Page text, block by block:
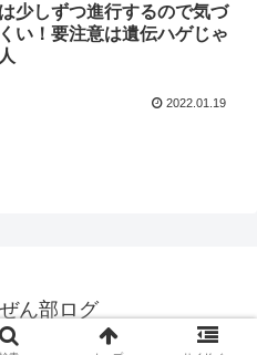
少しずつ進行するので気づ
い！要注意は遺伝ハゲじゃ
2022.01.19
ん部ログ
いぜん部ログ.